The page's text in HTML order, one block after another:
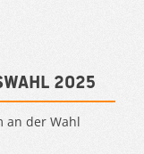
2025
an der Wahl